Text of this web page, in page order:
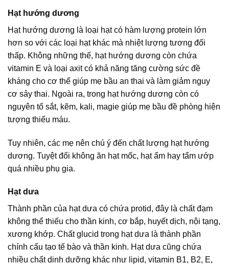
Hạt hướng dương
Hạt hướng dương là loại hạt có hàm lượng protein lớn
hơn so với các loại hạt khác mà nhiệt lượng tương đối
thấp. Không những thế, hạt hướng dương còn chứa
vitamin E và loại axit có khả năng tăng cường sức đề
kháng cho cơ thể giúp mẹ bầu an thai và làm giảm nguy
cơ sảy thai. Ngoài ra, trong hạt hướng dương còn có
nguyên tố sắt, kẽm, kali, magie giúp mẹ bầu đề phòng hiện
tượng thiếu máu.
Tuy nhiên, các mẹ nên chú ý đến chất lượng hạt hướng
dương. Tuyệt đối không ăn hạt mốc, hạt ẩm hay tẩm ướp
quá nhiều phụ gia.
Hạt dưa
Thành phần của hạt dưa có chứa protid, đây là chất đạm
không thể thiếu cho thần kinh, cơ bắp, huyết dịch, nội tạng,
xương khớp. Chất glucid trong hạt dưa là thành phần
chính cấu tạo tế bào và thần kinh. Hạt dưa cũng chứa
nhiều chất dinh dưỡng khác như lipid, vitamin B1, B2, E,